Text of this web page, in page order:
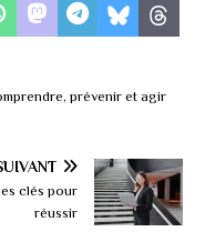
prévenir et agir
clés pour
réussir